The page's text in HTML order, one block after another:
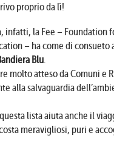
proprio da lì!
infatti, la Fee – Foundation
– ha come di consueto
Blu.
molto atteso da Comuni e
alla salvaguardia
lista aiuta anche il
meravigliosi, puri e